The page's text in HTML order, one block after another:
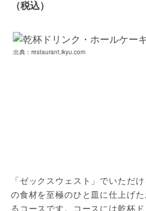
（税込）
出典：restaurant.ikyu.com
「ゼックスウェスト」でいただ
の食材を至極のひと皿に仕上げ
るコースです。コースには乾杯